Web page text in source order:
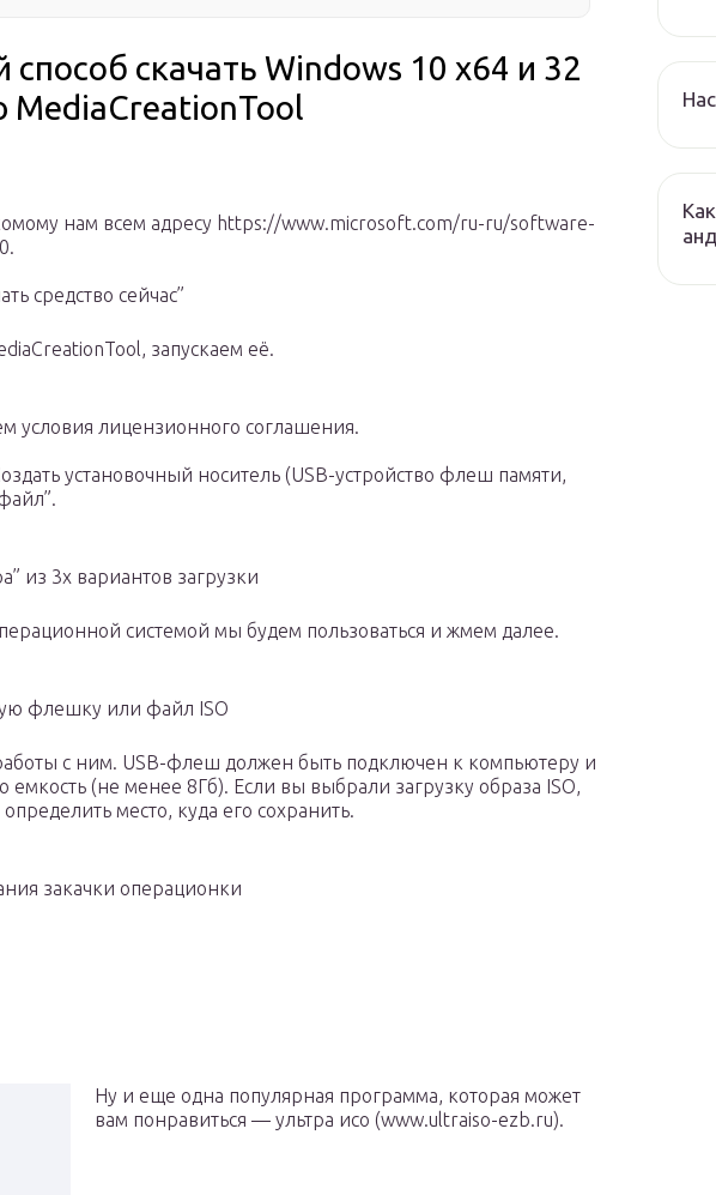
скачать Windows 10 x64 и 32
нам всем адресу https://www.microsoft.com/ru-ru/software-
средство сейчас”
запускаем её.
условия лицензионного соглашения.
установочный носитель (USB-устройство флеш памяти,
из 3х вариантов загрузки
системой мы будем пользоваться и жмем далее.
флешку или файл ISO
с ним. USB-флеш должен быть подключен к компьютеру и
(не менее 8Гб). Если вы выбрали загрузку образа ISO,
место, куда его сохранить.
закачки операционки
Ну и еще одна популярная программа, которая может
вам понравиться — ультра исо (www.ultraiso-ezb.ru).